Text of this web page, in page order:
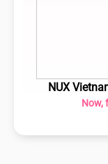
NUX
Now,